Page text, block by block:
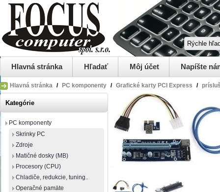
Hlavná stránka Hľadať Môj účet Napíšte
Hlavná stránka / PC komponenty / Grafické karty PCI Express /
Kategórie
PC komponenty
Skrinky PC
Zdroje
Matičné dosky (MB)
Procesory (CPU)
Chladiče, redukcie, tuning..
Operačné pamäte